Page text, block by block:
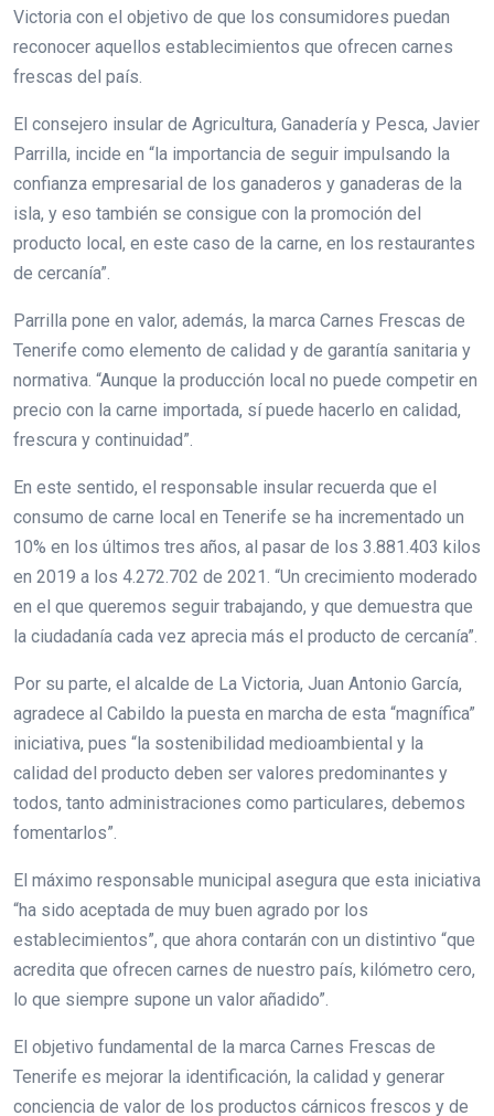
Victoria con el objetivo de que los consumidores puedan
reconocer aquellos establecimientos que ofrecen carnes
frescas del país.
El consejero insular de Agricultura, Ganadería y Pesca, Javier
Parrilla, incide en “la importancia de seguir impulsando la
confianza empresarial de los ganaderos y ganaderas de la
isla, y eso también se consigue con la promoción del
producto local, en este caso de la carne, en los restaurantes
de cercanía”.
Parrilla pone en valor, además, la marca Carnes Frescas de
Tenerife como elemento de calidad y de garantía sanitaria y
normativa. “Aunque la producción local no puede competir en
precio con la carne importada, sí puede hacerlo en calidad,
frescura y continuidad”.
En este sentido, el responsable insular recuerda que el
consumo de carne local en Tenerife se ha incrementado un
10% en los últimos tres años, al pasar de los 3.881.403 kilos
en 2019 a los 4.272.702 de 2021. “Un crecimiento moderado
en el que queremos seguir trabajando, y que demuestra que
la ciudadanía cada vez aprecia más el producto de cercanía”.
Por su parte, el alcalde de La Victoria, Juan Antonio García,
agradece al Cabildo la puesta en marcha de esta “magnífica”
iniciativa, pues “la sostenibilidad medioambiental y la
calidad del producto deben ser valores predominantes y
todos, tanto administraciones como particulares, debemos
fomentarlos”.
El máximo responsable municipal asegura que esta iniciativa
“ha sido aceptada de muy buen agrado por los
establecimientos”, que ahora contarán con un distintivo “que
acredita que ofrecen carnes de nuestro país, kilómetro cero,
lo que siempre supone un valor añadido”.
El objetivo fundamental de la marca Carnes Frescas de
Tenerife es mejorar la identificación, la calidad y generar
conciencia de valor de los productos cárnicos frescos y de